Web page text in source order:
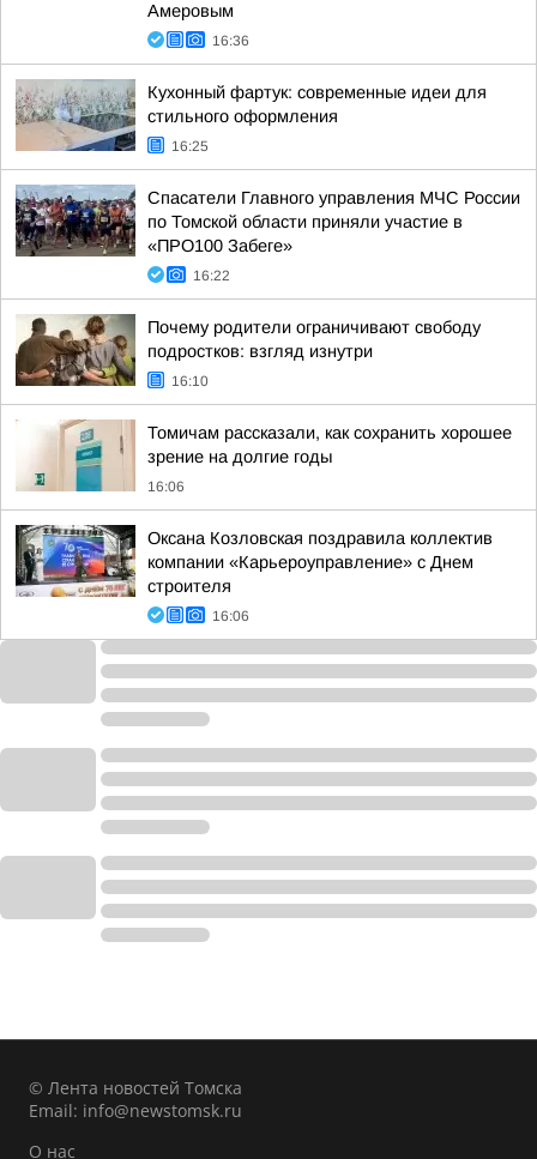
Амеровым
16:36
Кухонный фартук: современные идеи для
стильного оформления
16:25
Спасатели Главного управления МЧС России
по Томской области приняли участие в
«ПРО100 Забеге»
16:22
Почему родители ограничивают свободу
подростков: взгляд изнутри
16:10
Томичам рассказали, как сохранить хорошее
зрение на долгие годы
16:06
Оксана Козловская поздравила коллектив
компании «Карьероуправление» с Днем
строителя
16:06
© Лента новостей Томска
Email: info@newstomsk.ru
О нас